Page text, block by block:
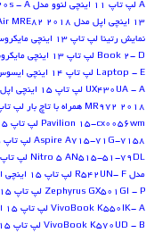
A لپ تاپ 11 اینچی لنوو مدل Ideapad 120s - A
نمایش رتینا
Book 2- D
Laptop - E
UX430UA - A
MR972 2018 همراه با تاچ بار
Pavilion 15-cx0056wm
Aspire A715-71G-7158
Nitro 5 AN515-51-79DL
مدل R542UN- F
Zephyrus GX501GI - P
VivoBook K550IK- A
VivoBook K570UD - B